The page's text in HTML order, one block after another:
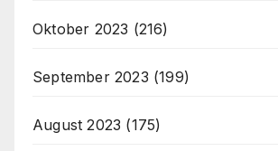
Oktober 2023 (216)
September 2023 (199)
August 2023 (175)